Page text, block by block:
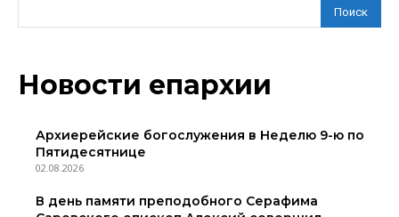
Поиск
Новости епархии
Архиерейские богослужения в Неделю 9-ю по
Пятидесятнице
02.08.2026
В день памяти преподобного Серафима